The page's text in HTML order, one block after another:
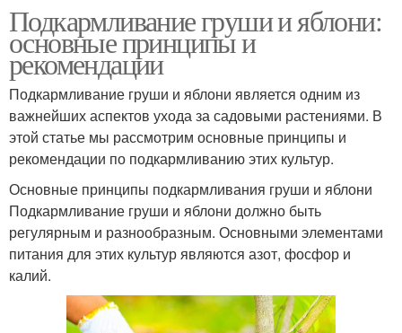
Подкармливание груши и яблони:
основные принципы и
рекомендации
Подкармливание груши и яблони является одним из
важнейших аспектов ухода за садовыми растениями. В
этой статье мы рассмотрим основные принципы и
рекомендации по подкармливанию этих культур.
Основные принципы подкармливания груши и яблони
Подкармливание груши и яблони должно быть
регулярным и разнообразным. Основными элементами
питания для этих культур являются азот, фосфор и
калий.